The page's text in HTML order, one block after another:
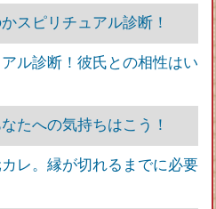
スピリチュアル診断！
ル診断！彼氏との相性はい
たへの気持ちはこう！
レ。縁が切れるまでに必要